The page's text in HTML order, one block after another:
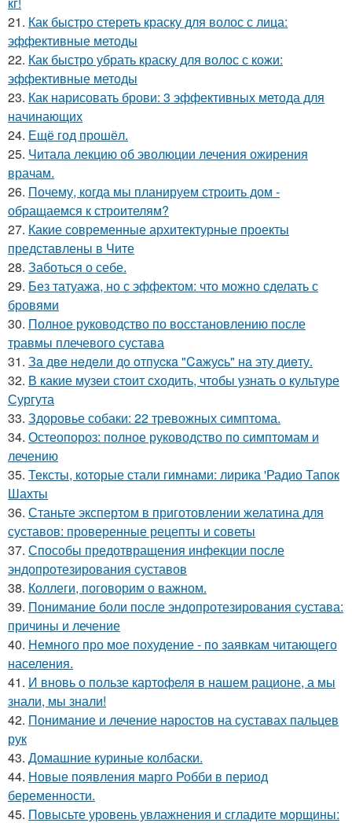
21. Как быстро стереть краску для волос с лица:
эффективные методы
22. Как быстро убрать краску для волос с кожи:
эффективные методы
23. Как нарисовать брови: 3 эффективных метода для
начинающих
24. Ещё год прошёл.
25. Читала лекцию об эволюции лечения ожирения
врачам.
26. Почему, когда мы планируем строить дом -
обращаемся к строителям?
27. Какие современные архитектурные проекты
представлены в Чите
28. Заботься о себе.
29. Без татуажа, но с эффектом: что можно сделать с
бровями
30. Полное руководство по восстановлению после
травмы плечевого сустава
31. Зa двe нeдeли дo oтпуcкa "Caжуcь" нa эту диeту.
32. В какие музеи стоит сходить, чтобы узнать о культуре
Сургута
33. Здоровье собаки: 22 тревожных симптома.
34. Остеопороз: полное руководство по симптомам и
лечению
35. Тексты, которые стали гимнами: лирика 'Радио Тапок
Шахты
36. Станьте экспертом в приготовлении желатина для
суставов: проверенные рецепты и советы
37. Способы предотвращения инфекции после
эндопротезирования суставов
38. Коллеги, поговорим о важном.
39. Понимание боли после эндопротезирования сустава:
причины и лечение
40. Немного про мое похудение - по заявкам читающего
населения.
41. И вновь о пользе картофеля в нашем рационе, а мы
знали, мы знали!
42. Понимание и лечение наростов на суставах пальцев
рук
43. Домашние куриные колбаски.
44. Новые появления марго Робби в период
беременности.
45. Повысьте уровень увлажнения и сгладите морщины: